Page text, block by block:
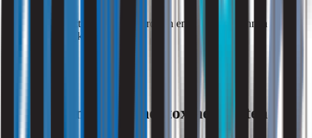
Overal waar bacteriën kunnen groeien en afsterven, kunnen
endotoxinen vrijkomen.
Wanneer moet je endotoxinen meten?